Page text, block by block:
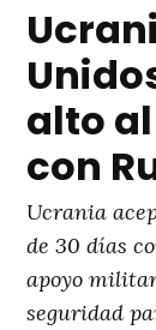
alto
con
Ucrania
de 30 días
apoyo
seguridad